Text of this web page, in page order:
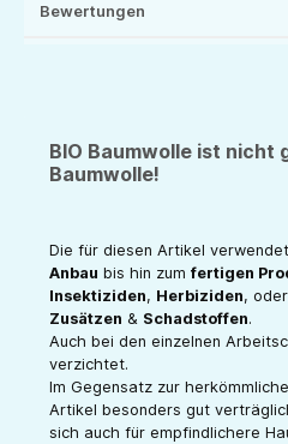
Bewertungen
BIO Baumwolle ist nicht
Baumwolle!
Die für diesen Artikel
Anbau bis hin zum fertigen
Insektiziden, Herbiziden, oder
Zusätzen & Schadstoffen.
Auch bei den einzelnen
verzichtet.
Im Gegensatz zur
Artikel besonders gut
sich auch für empfindlichere